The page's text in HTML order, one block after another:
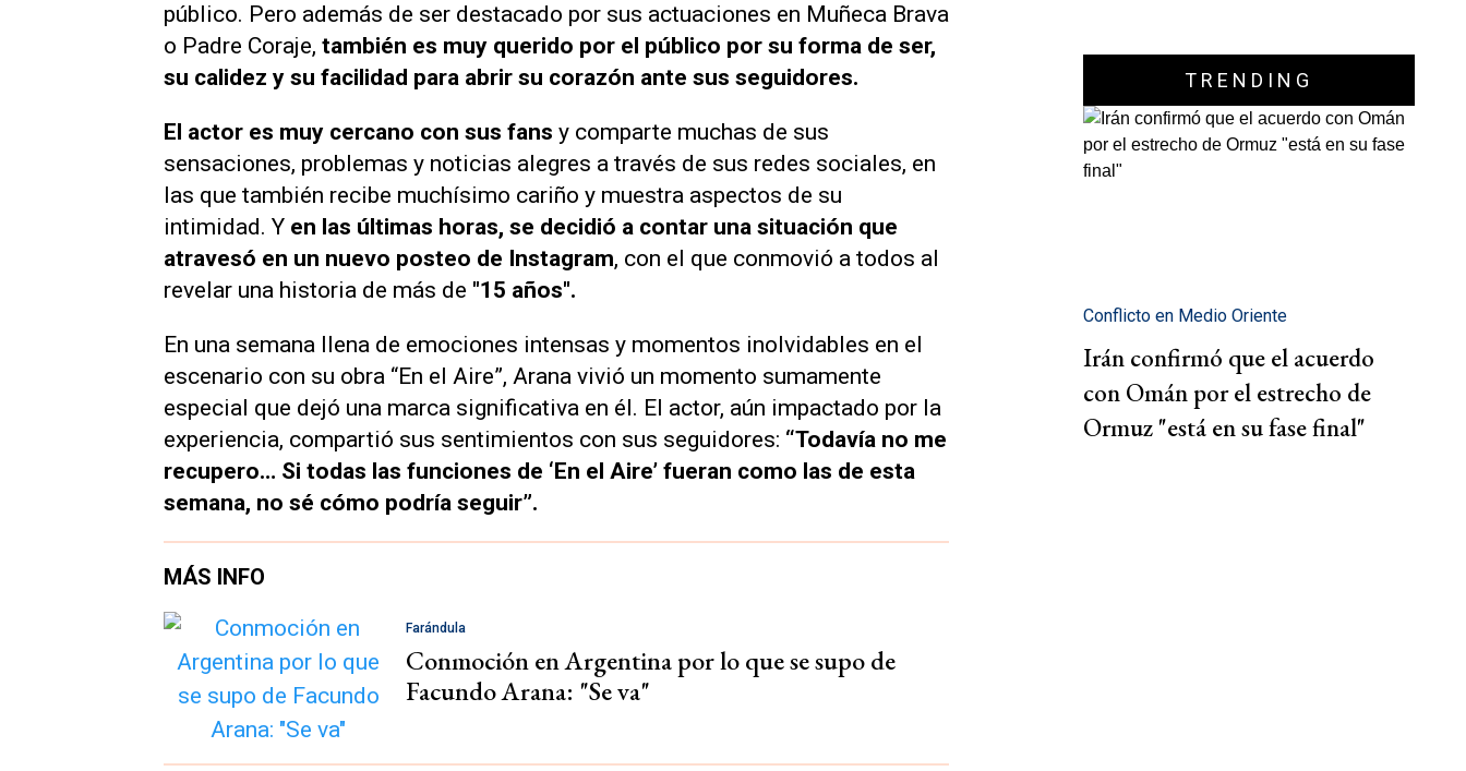
público. Pero además de ser destacado por sus actuaciones en Muñeca Brava
o Padre Coraje, también es muy querido por el público por su forma de ser,
su calidez y su facilidad para abrir su corazón ante sus seguidores.
El actor es muy cercano con sus fans y comparte muchas de sus
sensaciones, problemas y noticias alegres a través de sus redes sociales, en
las que también recibe muchísimo cariño y muestra aspectos de su
intimidad. Y en las últimas horas, se decidió a contar una situación que
atravesó en un nuevo posteo de Instagram, con el que conmovió a todos al
revelar una historia de más de "15 años".
En una semana llena de emociones intensas y momentos inolvidables en el
escenario con su obra “En el Aire”, Arana vivió un momento sumamente
especial que dejó una marca significativa en él. El actor, aún impactado por la
experiencia, compartió sus sentimientos con sus seguidores: “Todavía no me
recupero… Si todas las funciones de ‘En el Aire’ fueran como las de esta
semana, no sé cómo podría seguir”.
MÁS INFO
Farándula
Conmoción en Argentina por lo que se supo de
Facundo Arana: "Se va"
TRENDING
Conflicto en Medio Oriente
Irán confirmó que el acuerdo
con Omán por el estrecho de
Ormuz "está en su fase final"